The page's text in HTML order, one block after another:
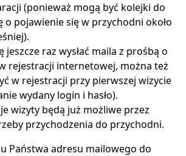
(ponieważ mogą być kolejki do
o pojawienie się w przychodni około
jeszcze raz wysłać maila z prośbą o
rejestracji internetowej, można też
w rejestracji przy pierwszej wizycie
wydany login i hasło).
wizyty będą już możliwe przez
przychodzenia do przychodni.
Państwa adresu mailowego do